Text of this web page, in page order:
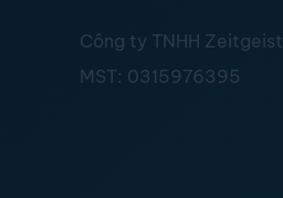
Công ty TNHH Zeitgeist
MST: 0315976395